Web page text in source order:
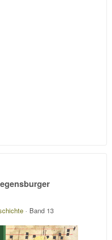
· Band 13